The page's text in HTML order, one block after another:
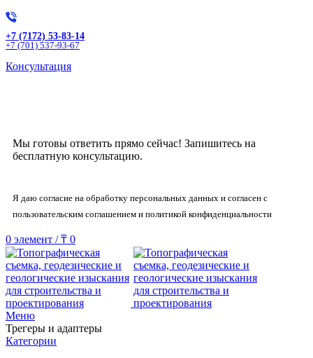
+7 (7172) 53-83-14
+7 (701) 537-93-67
Консультация
Мы готовы ответить прямо сейчас! Запишитесь на
бесплатную консультацию.
Я даю согласие на обработку персональных данных и согласен с
пользовательским соглашением и политикой конфиденциальности
0 элемент / ₸ 0
Меню
Трегеры и адаптеры
Категории